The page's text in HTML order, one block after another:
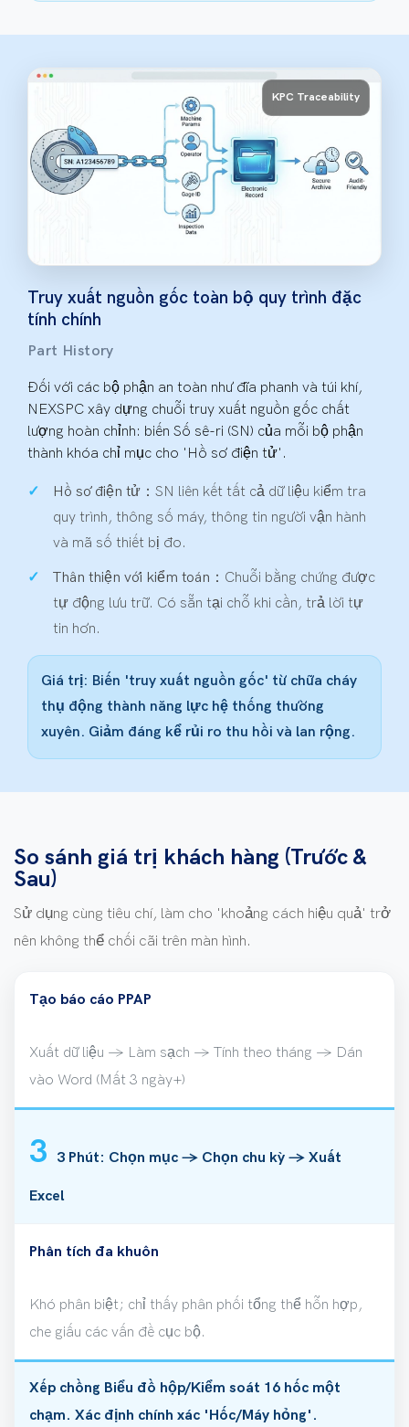
KPC Traceability
Truy xuất nguồn gốc toàn bộ quy trình đặc
tính chính
Part History
Đối với các bộ phận an toàn như đĩa phanh và túi khí,
NEXSPC xây dựng chuỗi truy xuất nguồn gốc chất
lượng hoàn chỉnh: biến Số sê-ri (SN) của mỗi bộ phận
thành khóa chỉ mục cho 'Hồ sơ điện tử'.
Hồ sơ điện tử： SN liên kết tất cả dữ liệu kiểm tra
quy trình, thông số máy, thông tin người vận hành
và mã số thiết bị đo.
Thân thiện với kiểm toán： Chuỗi bằng chứng được
tự động lưu trữ. Có sẵn tại chỗ khi cần, trả lời tự
tin hơn.
Giá trị: Biến 'truy xuất nguồn gốc' từ chữa cháy
thụ động thành năng lực hệ thống thường
xuyên. Giảm đáng kể rủi ro thu hồi và lan rộng.
So sánh giá trị khách hàng (Trước &
Sau)
Sử dụng cùng tiêu chí, làm cho 'khoảng cách hiệu quả' trở
nên không thể chối cãi trên màn hình.
Tạo báo cáo PPAP
Xuất dữ liệu → Làm sạch → Tính theo tháng → Dán
vào Word (Mất 3 ngày+)
3 3 Phút: Chọn mục → Chọn chu kỳ → Xuất
Excel
Phân tích đa khuôn
Khó phân biệt; chỉ thấy phân phối tổng thể hỗn hợp,
che giấu các vấn đề cục bộ.
Xếp chồng Biểu đồ hộp/Kiểm soát 16 hốc một
chạm. Xác định chính xác 'Hốc/Máy hỏng'.